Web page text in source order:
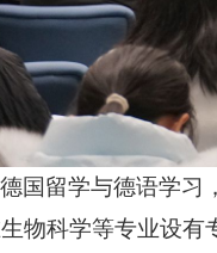
国留学与德语学习
物科学等专业设